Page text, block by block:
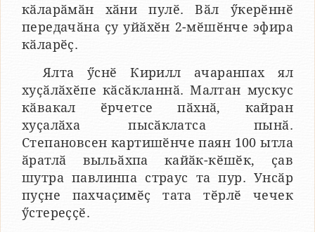
кӑларӑмӑн хӑни пулӗ. Вӑл ӳкерӗннӗ
передачӑна ҫу уйӑхӗн 2-мӗшӗнче эфира
кӑларӗҫ.
Ялта ӳснӗ Кирилл ачаранпах ял
хуҫӑлӑхӗпе кӑсӑкланнӑ. Малтан мускус
кӑвакал ӗрчетсе пӑхнӑ, кайран
хуҫалӑха пысӑклатса пынӑ.
Степановсен картишӗнче паян 100 ытла
ӑратлӑ выльӑхпа кайӑк-кӗшӗк, ҫав
шутра павлинпа страус та пур. Унсӑр
пуҫне пахчаҫимӗҫ тата тӗрлӗ чечек
ӳстереҫҫӗ.